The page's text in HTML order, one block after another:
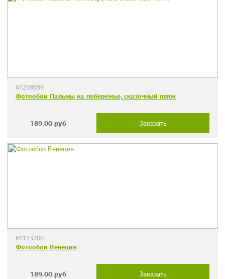
61258659
Фотообои Пальмы на побережье, сказочный пляж
189.00 руб Заказать
61123200
Фотообои Венеция
189.00 руб Заказать